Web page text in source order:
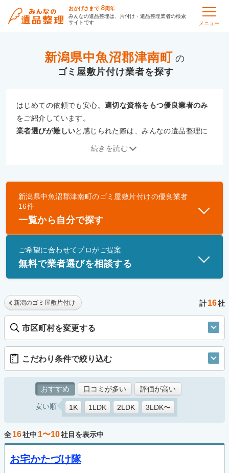
おかげさまで 8周年
みんなの遺品整理は、片付け・遺品整理業者の検索
サイトです
メニュー
新潟県中魚沼郡津南町 の
ゴミ屋敷片付け
はじめての依頼でも安心。適切な資格をもつ優良業者のみ
をご紹介しています。
業者選びが難しいと感じられた際は、みんなの遺品整理に
優良業者とは
一般財団法人遺品整理認定協会、および一般社団法
続きを読む
新潟県中魚沼郡津南町のゴミ屋敷片付けの優良業者
16件
一覧から自分で探す
ご希望に合わせてプロがご提案
無料で業者選びを相談する
新潟のゴミ屋敷片付け 計16社
市区町村を変更する
こだわり条件で絞り込む
おすすめ 口コミが多い 評価が高い
安い順 1K 1LDK 2LDK 3LDK〜
全16社中 1〜10社目を表示中
お宅かたづけ隊